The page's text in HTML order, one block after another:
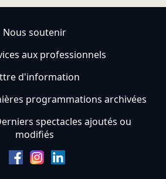
Nous soutenir
aux professionnels
d'information
programmations archivées
spectacles ajoutés ou
modifiés